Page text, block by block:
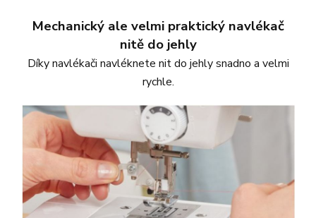
Mechanický ale velmi praktický navlékač
nitě do jehly
Díky navlékači navléknete nit do jehly snadno a velmi
rychle.